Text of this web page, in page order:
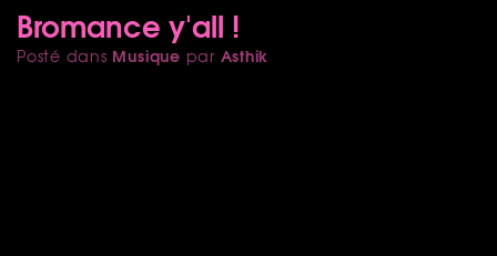
Bromance y'all !
Posté dans Musique par Asthik